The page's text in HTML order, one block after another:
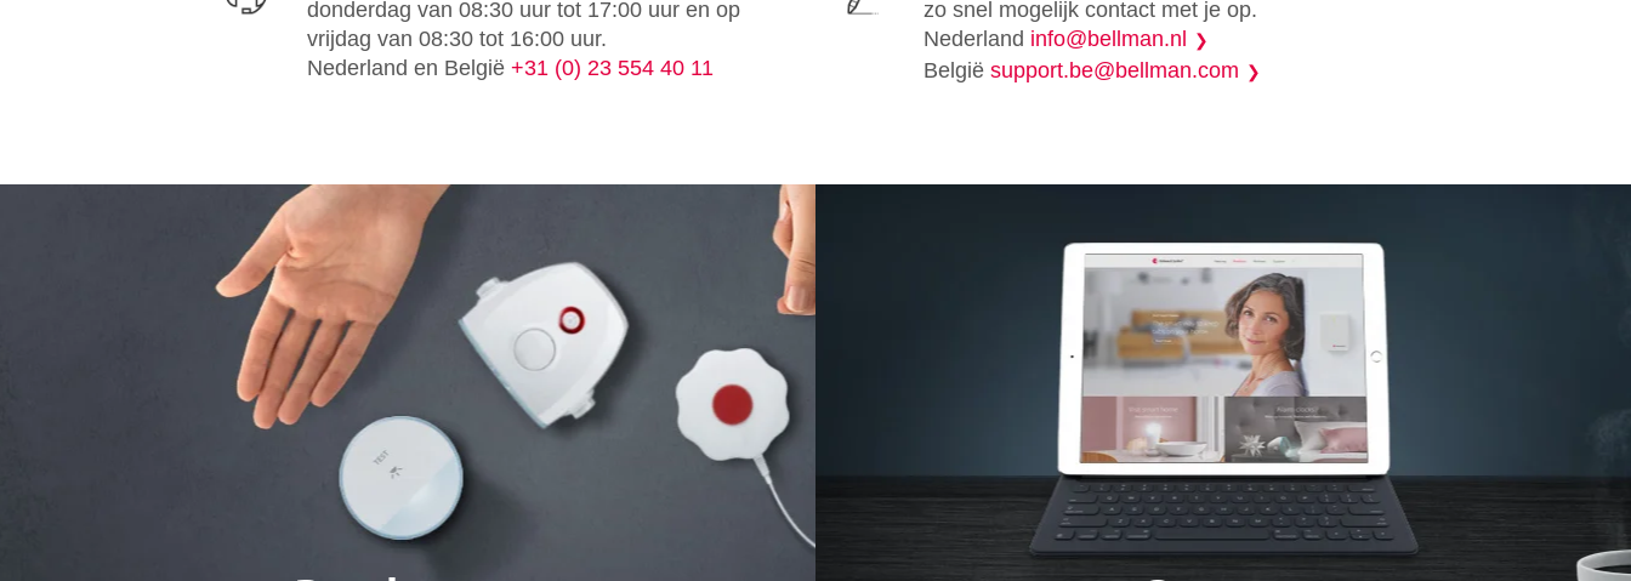
donderdag van 08:30 uur tot 17:00 uur en op
vrijdag van 08:30 tot 16:00 uur.
Nederland en België +31 (0) 23 554 40 11
zo snel mogelijk contact met je op.
Nederland info@bellman.nl
België support.be@bellman.com